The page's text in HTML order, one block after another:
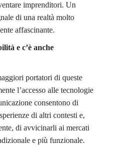
imprenditori. Un
di una realtà molto
affascinante.
e c’è anche
portatori di queste
l’accesso alle tecnologie
consentono di
di altri contesti e,
di avvicinarli ai mercati
e più funzionale.